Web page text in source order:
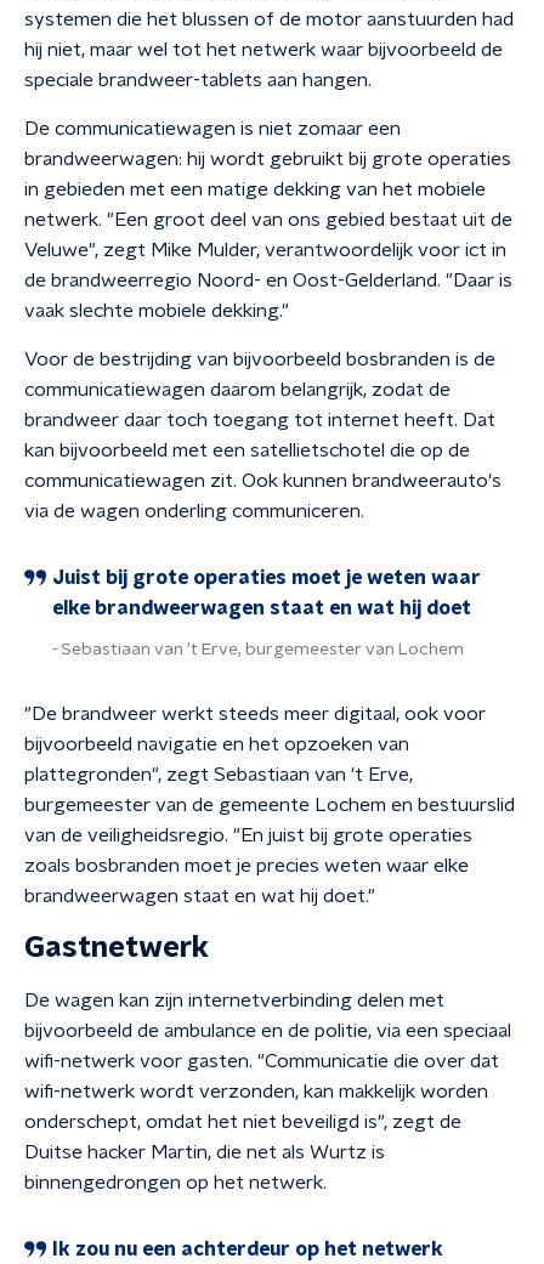
systemen die het blussen of de motor aanstuurden had
hij niet, maar wel tot het netwerk waar bijvoorbeeld de
speciale brandweer-tablets aan hangen.
De communicatiewagen is niet zomaar een
brandweerwagen: hij wordt gebruikt bij grote operaties
in gebieden met een matige dekking van het mobiele
netwerk. "Een groot deel van ons gebied bestaat uit de
Veluwe", zegt Mike Mulder, verantwoordelijk voor ict in
de brandweerregio Noord- en Oost-Gelderland. "Daar is
vaak slechte mobiele dekking."
Voor de bestrijding van bijvoorbeeld bosbranden is de
communicatiewagen daarom belangrijk, zodat de
brandweer daar toch toegang tot internet heeft. Dat
kan bijvoorbeeld met een satellietschotel die op de
communicatiewagen zit. Ook kunnen brandweerauto's
via de wagen onderling communiceren.
Juist bij grote operaties moet je weten waar
elke brandweerwagen staat en wat hij doet
Sebastiaan van 't Erve, burgemeester van Lochem
"De brandweer werkt steeds meer digitaal, ook voor
bijvoorbeeld navigatie en het opzoeken van
plattegronden", zegt Sebastiaan van 't Erve,
burgemeester van de gemeente Lochem en bestuurslid
van de veiligheidsregio. "En juist bij grote operaties
zoals bosbranden moet je precies weten waar elke
brandweerwagen staat en wat hij doet."
Gastnetwerk
De wagen kan zijn internetverbinding delen met
bijvoorbeeld de ambulance en de politie, via een speciaal
wifi-netwerk voor gasten. "Communicatie die over dat
wifi-netwerk wordt verzonden, kan makkelijk worden
onderschept, omdat het niet beveiligd is", zegt de
Duitse hacker Martin, die net als Wurtz is
binnengedrongen op het netwerk.
Ik zou nu een achterdeur op het netwerk